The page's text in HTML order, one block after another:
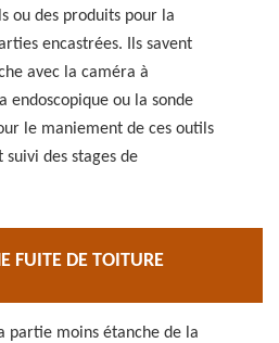
ou des produits pour la
encastrées. Ils savent
avec la caméra à
endoscopique ou la sonde
le maniement de ces outils
des stages de
FUITE DE TOITURE
partie moins étanche de la